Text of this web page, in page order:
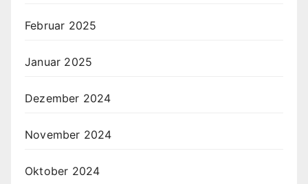
Februar 2025
Januar 2025
Dezember 2024
November 2024
Oktober 2024